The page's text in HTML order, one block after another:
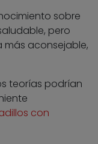
sobre
pero
más aconsejable,
teorías podrían
con